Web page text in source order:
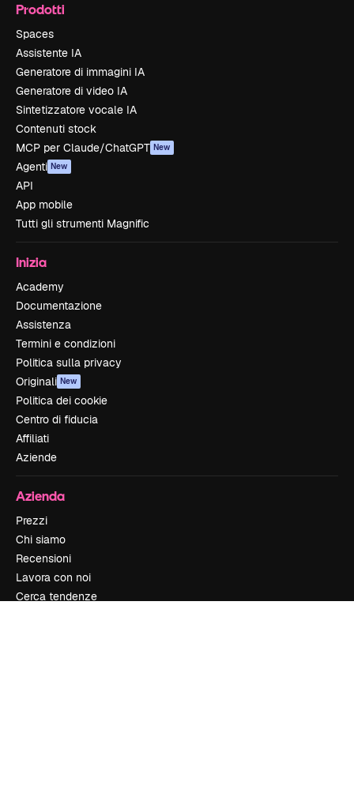
Prodotti
Spaces
Assistente IA
Generatore di immagini IA
Generatore di video IA
Sintetizzatore vocale IA
Contenuti stock
MCP per Claude/ChatGPT New
Agenti New
API
App mobile
Tutti gli strumenti Magnific
Inizia
Academy
Documentazione
Assistenza
Termini e condizioni
Politica sulla privacy
Originali New
Politica dei cookie
Centro di fiducia
Affiliati
Aziende
Azienda
Prezzi
Chi siamo
Recensioni
Lavora con noi
Cerca tendenze